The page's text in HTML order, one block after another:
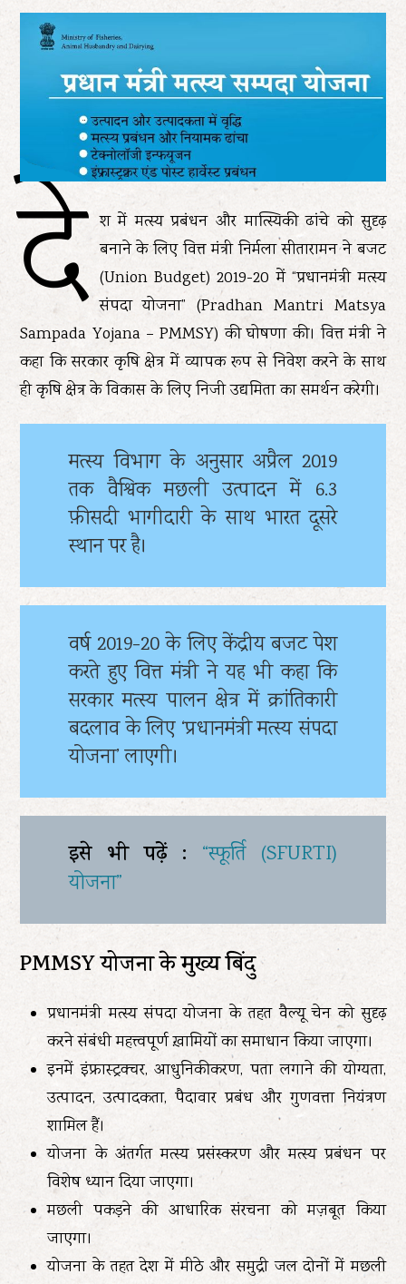
दे श में मत्स्य प्रबंधन और मात्स्यिकी ढांचे को सुदृढ़
बनाने के लिए वित्त मंत्री निर्मला सीतारामन ने बजट
(Union Budget) 2019-20 में “प्रधानमंत्री मत्स्य
संपदा योजना” (Pradhan Mantri Matsya
Sampada Yojana – PMMSY) की घोषणा की। वित्त मंत्री ने
कहा कि सरकार कृषि क्षेत्र में व्यापक रूप से निवेश करने के साथ
ही कृषि क्षेत्र के विकास के लिए निजी उद्यमिता का समर्थन करेगी।
मत्स्य विभाग के अनुसार अप्रैल 2019
तक वैश्विक मछली उत्पादन में 6.3
फ़ीसदी भागीदारी के साथ भारत दूसरे
स्थान पर है।
वर्ष 2019-20 के लिए केंद्रीय बजट पेश
करते हुए वित्त मंत्री ने यह भी कहा कि
सरकार मत्स्य पालन क्षेत्र में क्रांतिकारी
बदलाव के लिए ‘प्रधानमंत्री मत्स्य संपदा
योजना’ लाएगी।
इसे भी पढ़ें : “स्फूर्ति (SFURTI)
योजना”
PMMSY योजना के मुख्य बिंदु
प्रधानमंत्री मत्स्य संपदा योजना के तहत वैल्यू चेन को सुदृढ़
करने संबंधी महत्त्वपूर्ण ख़ामियों का समाधान किया जाएगा।
इनमें इंफ्रास्ट्रक्चर, आधुनिकीकरण, पता लगाने की योग्यता,
उत्पादन, उत्पादकता, पैदावार प्रबंध और गुणवत्ता नियंत्रण
शामिल हैं।
योजना के अंतर्गत मत्स्य प्रसंस्करण और मत्स्य प्रबंधन पर
विशेष ध्यान दिया जाएगा।
मछली पकड़ने की आधारिक संरचना को मज़बूत किया
जाएगा।
योजना के तहत देश में मीठे और समुद्री जल दोनों में मछली